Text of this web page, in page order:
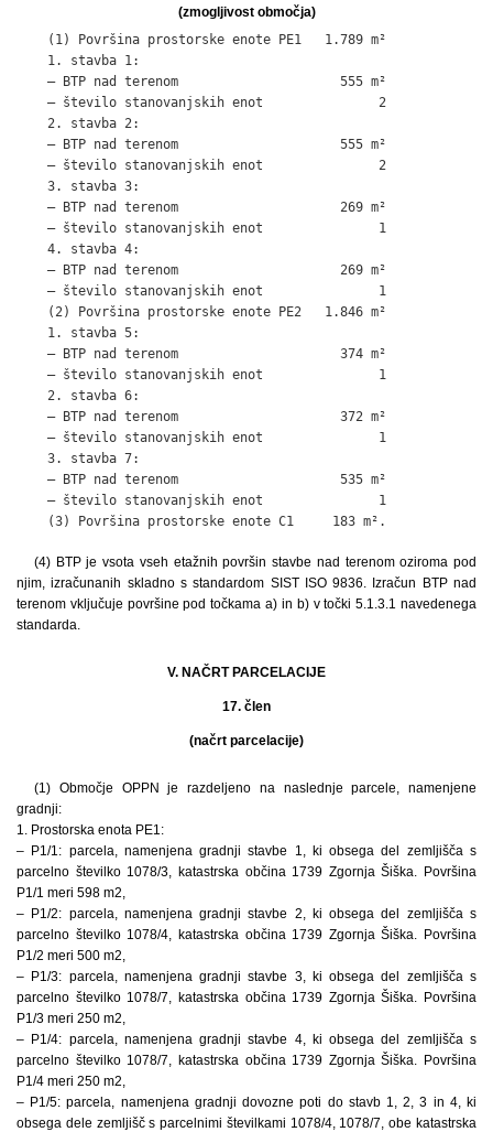
(zmogljivost območja)
(1) Površina prostorske enote PE1   1.789 m²
    1. stavba 1:
    – BTP nad terenom                     555 m²
    – število stanovanjskih enot               2
    2. stavba 2:
    – BTP nad terenom                     555 m²
    – število stanovanjskih enot               2
    3. stavba 3:
    – BTP nad terenom                     269 m²
    – število stanovanjskih enot               1
    4. stavba 4:
    – BTP nad terenom                     269 m²
    – število stanovanjskih enot               1
    (2) Površina prostorske enote PE2   1.846 m²
    1. stavba 5:
    – BTP nad terenom                     374 m²
    – število stanovanjskih enot               1
    2. stavba 6:
    – BTP nad terenom                     372 m²
    – število stanovanjskih enot               1
    3. stavba 7:
    – BTP nad terenom                     535 m²
    – število stanovanjskih enot               1
    (3) Površina prostorske enote C1     183 m².
(4) BTP je vsota vseh etažnih površin stavbe nad terenom oziroma pod
njim, izračunanih skladno s standardom SIST ISO 9836. Izračun BTP nad
terenom vključuje površine pod točkama a) in b) v točki 5.1.3.1 navedenega
standarda.
V. NAČRT PARCELACIJE
17. člen
(načrt parcelacije)
(1) Območje OPPN je razdeljeno na naslednje parcele, namenjene
gradnji:
1. Prostorska enota PE1:
– P1/1: parcela, namenjena gradnji stavbe 1, ki obsega del zemljišča s
parcelno številko 1078/3, katastrska občina 1739 Zgornja Šiška. Površina
P1/1 meri 598 m2,
– P1/2: parcela, namenjena gradnji stavbe 2, ki obsega del zemljišča s
parcelno številko 1078/4, katastrska občina 1739 Zgornja Šiška. Površina
P1/2 meri 500 m2,
– P1/3: parcela, namenjena gradnji stavbe 3, ki obsega del zemljišča s
parcelno številko 1078/7, katastrska občina 1739 Zgornja Šiška. Površina
P1/3 meri 250 m2,
– P1/4: parcela, namenjena gradnji stavbe 4, ki obsega del zemljišča s
parcelno številko 1078/7, katastrska občina 1739 Zgornja Šiška. Površina
P1/4 meri 250 m2,
– P1/5: parcela, namenjena gradnji dovozne poti do stavb 1, 2, 3 in 4, ki
obsega dele zemljišč s parcelnimi številkami 1078/4, 1078/7, obe katastrska